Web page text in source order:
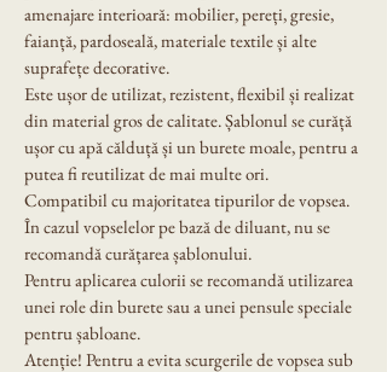
amenajare interioară: mobilier, pereți, gresie,
faianță, pardoseală, materiale textile și alte
suprafețe decorative.
Este ușor de utilizat, rezistent, flexibil și realizat
din material gros de calitate. Șablonul se curăță
ușor cu apă călduță și un burete moale, pentru a
putea fi reutilizat de mai multe ori.
Compatibil cu majoritatea tipurilor de vopsea.
În cazul vopselelor pe bază de diluant, nu se
recomandă curățarea șablonului.
Pentru aplicarea culorii se recomandă utilizarea
unei role din burete sau a unei pensule speciale
pentru șabloane.
Atenție! Pentru a evita scurgerile de vopsea sub